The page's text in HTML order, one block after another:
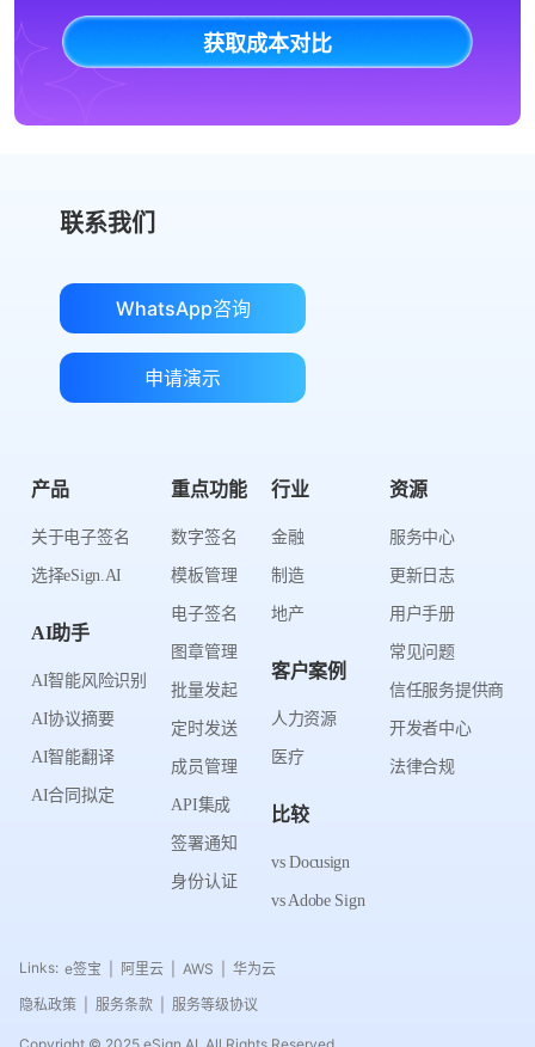
获取成本对比
联系我们
WhatsApp咨询
申请演示
产品
关于电子签名
选择eSign.AI
AI助手
AI智能风险识别
AI协议摘要
AI智能翻译
AI合同拟定
重点功能
数字签名
模板管理
电子签名
图章管理
批量发起
定时发送
成员管理
API集成
签署通知
身份认证
行业
金融
制造
地产
客户案例
人力资源
医疗
比较
vs Docusign
vs Adobe Sign
资源
服务中心
更新日志
用户手册
常见问题
信任服务提供商
开发者中心
法律合规
Links: e签宝 阿里云 AWS
华为云
隐私政策
服务条款 服务等级协议